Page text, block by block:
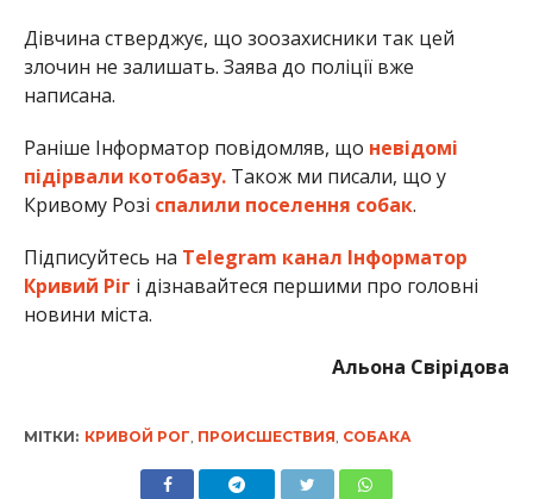
Дівчина стверджує, що зоозахисники так цей
злочин не залишать. Заява до поліції вже
написана.
Раніше Інформатор повідомляв, що невідомі
підірвали котобазу.Також ми писали, що у
Кривому Розі спалили поселення собак.
Підписуйтесь на Telegram канал Інформатор
Кривий Ріг і дізнавайтеся першими про головні
новини міста.
Альона Свірідова
МІТКИ: КРИВОЙ РОГ ПРОИСШЕСТВИЯ СОБАКА